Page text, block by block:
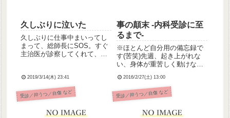
久しぶりに泣いた
久しぶりに仕事中まいってし
まって、総師長にSOS。すぐ
主治医が診察してくれて、早
疲労とストレスの蓄積だと思
う。ほんと自分弱いなって思
う。理解ある職場に甘えてし
まって。いつまでも甘えては
2019/3/14(木) 23:41
事の顛末 -内科受診に至
るまで-
※ほとんど自分用の備忘録で
す(苦笑)先週、起き上がれな
い、身体が重苦しく動けない
仕事を欠勤。症状軽減により
今週月曜より出勤していた。
元気に働いていたが、嘔気嘔
咳嗽が出現。嘔気嘔吐は数年
2016/2/27(土) 13:00
受診／抑うつ／自傷 など 受診／抑うつ／自傷 など